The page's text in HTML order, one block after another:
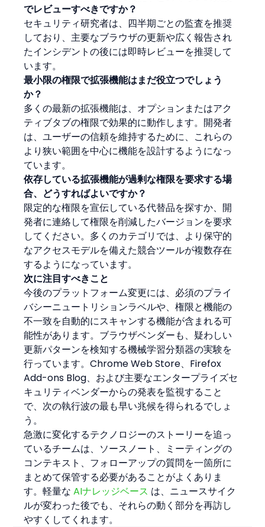
でレビューすべきですか？
セキュリティ研究者は、四半期ごとの監査を推奨
しており、主要なブラウザの更新や広く報告され
たインシデントの後には即時レビューを推奨して
います。
最小限の権限で拡張機能はまだ役立つでしょう
か？
多くの最新の拡張機能は、オプションまたはアク
ティブタブの権限で効果的に動作します。開発者
は、ユーザーの信頼を維持するために、これらの
より狭い範囲を中心に機能を設計するようになっ
ています。
依存している拡張機能が過剰な権限を要求する場
合、どうすればよいですか？
限定的な権限を宣伝している代替品を探すか、開
発者に連絡して権限を削減したバージョンを要求
してください。多くのカテゴリでは、より保守的
なアクセスモデルを備えた競合ツールが複数存在
するようになっています。
次に注目すべきこと
今後のプラットフォーム変更には、必須のプライ
バシーニュートリションラベルや、権限と機能の
不一致を自動的にスキャンする機能が含まれる可
能性があります。ブラウザベンダーも、疑わしい
更新パターンを検知する機械学習分類器の実験を
行っています。Chrome Web Store、Firefox
Add-ons Blog、および主要なエンタープライズセ
キュリティベンダーからの発表を監視すること
で、次の執行波の最も早い兆候を得られるでしょ
う。
急激に変化するテクノロジーのストーリーを追っ
ているチームは、ソースノート、ミーティングの
コンテキスト、フォローアップの質問を一箇所に
まとめて保管する必要があることがよくありま
す。軽量な AIナレッジベース は、ニュースサイク
ルが変わった後でも、それらの動く部分を再訪し
やすくしてくれます。